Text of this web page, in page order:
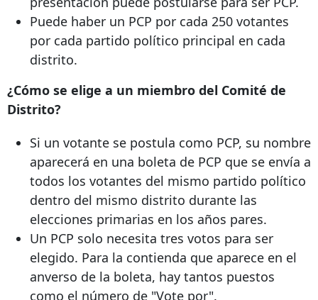
Puede haber un PCP por cada 250 votantes
por cada partido político principal en cada
distrito.
¿Cómo se elige a un miembro del Comité de
Distrito?
Si un votante se postula como PCP, su nombre
aparecerá en una boleta de PCP que se envía a
todos los votantes del mismo partido político
dentro del mismo distrito durante las
elecciones primarias en los años pares.
Un PCP solo necesita tres votos para ser
elegido. Para la contienda que aparece en el
anverso de la boleta, hay tantos puestos
como el número de "Vote por".